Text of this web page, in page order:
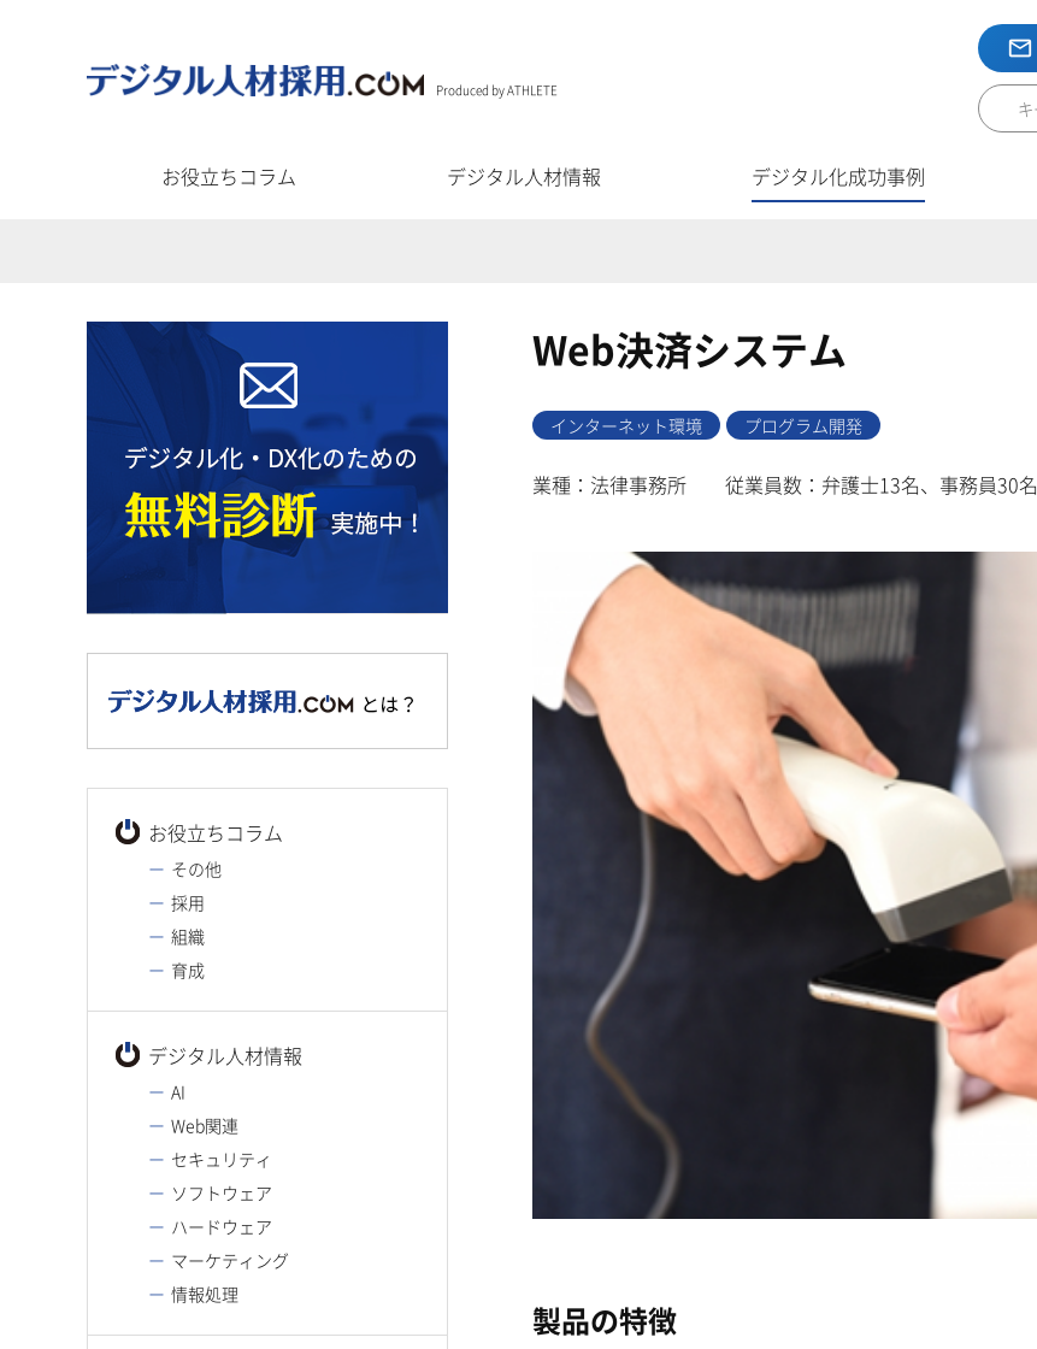
Produced by ATHLETE
お役立ちコラム デジタル人材情報 デジタル化成功事例
お役立ちコラム
その他
採用
組織
育成
デジタル人材情報
AI
Web関連
セキュリティ
ソフトウェア
ハードウェア
マーケティング
情報処理
Web決済システム
インターネット環境 プログラム開発
業種：法律事務所 従業員数：弁護士13名、事務員30名
製品の特徴